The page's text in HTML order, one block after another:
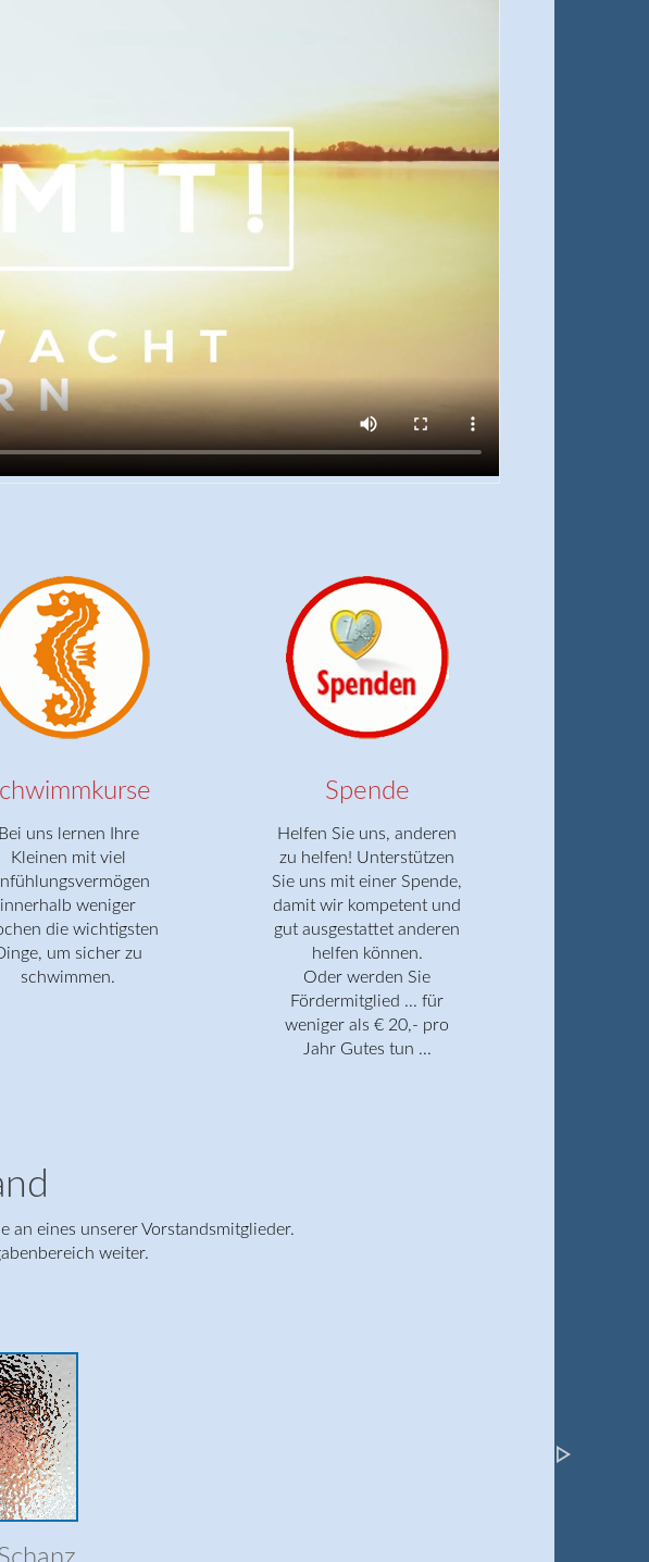
Bei uns lernen Ihre
Kleinen mit viel
innerhalb weniger
die wichtigsten
um sicher zu
schwimmen.
Spende
Helfen Sie uns, anderen
zu helfen! Unterstützen
Sie uns mit einer Spende,
damit wir kompetent und
gut ausgestattet anderen
helfen können.
Oder werden Sie
Fördermitglied ... für
weniger als € 20,- pro
Jahr Gutes tun ...
an eines unserer Vorstandsmitglieder.
weiter.